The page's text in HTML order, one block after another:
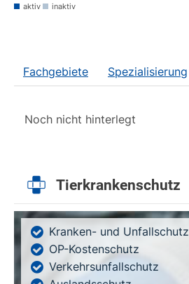
aktiv inaktiv
Fachgebiete Spezialisierung
Noch nicht hinterlegt
Tierkrankenschutz
Kranken- und Unfallschutz
OP-Kostenschutz
Verkehrsunfallschutz